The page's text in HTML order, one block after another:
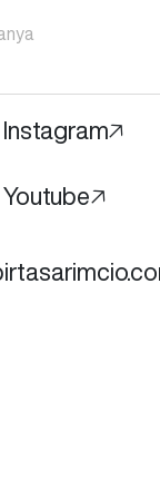
Instagram🡥
Youtube🡥